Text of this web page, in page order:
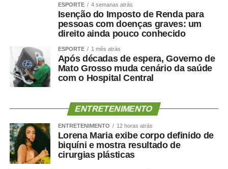
reduzir o gasto energético, aumentar o sedentarismo e
favorecer inflamação crônica. Ao mesmo tempo, fatores
como hipertensão, diabetes, apneia do sono e colesterol
coração quanto o cérebro.
Por isso, preservar músculo é muito mais do que uma
questão estética. É uma estratégia de proteção
metabólica, cardiovascular, funcional e possivelmente
Como enfrentar
cientificamente esse problema
ESPORTE 4 semanas atrás
Isenção do Imposto de Renda para
pessoas com doenças graves: um
direito ainda pouco conhecido
ESPORTE 1 mês atrás
Após décadas de espera, Governo de
Mato Grosso muda cenário da saúde
com o Hospital Central
ENTRETENIMENTO
ENTRETENIMENTO 12 horas atrás
Lorena Maria exibe corpo definido de
biquíni e mostra resultado de
cirurgias plásticas